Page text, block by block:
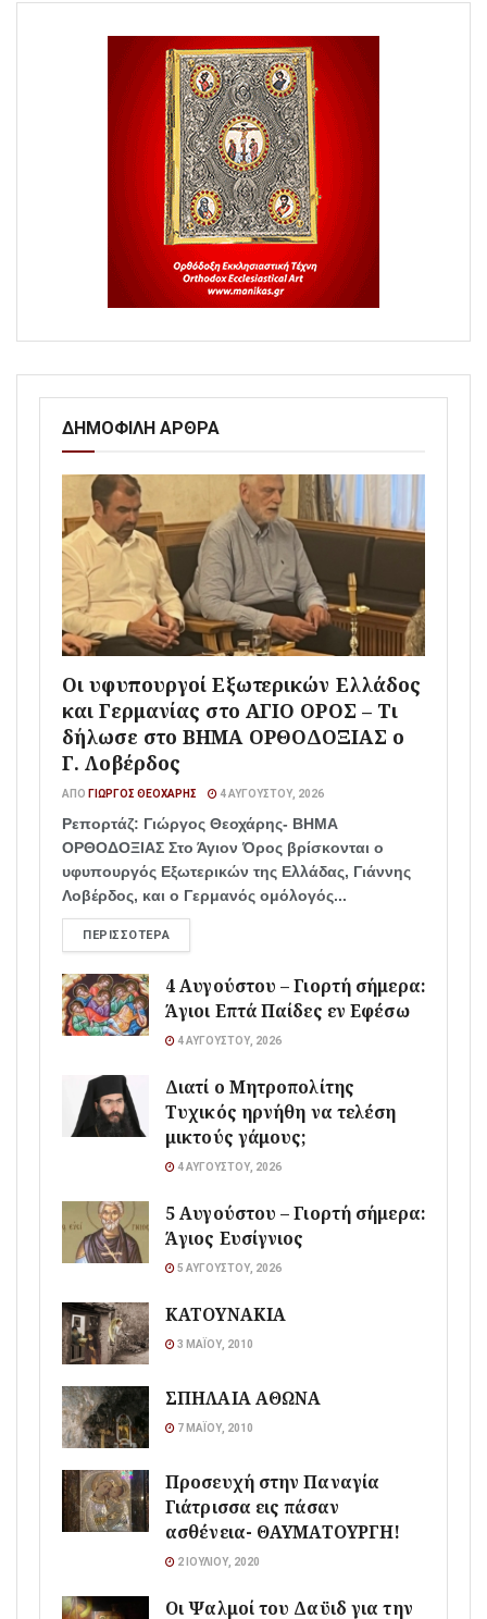
ΔΗΜΟΦΙΛΗ ΑΡΘΡΑ
Οι υφυπουργοί Εξωτερικών Ελλάδος
και Γερμανίας στο ΑΓΙΟ ΟΡΟΣ – Τι
δήλωσε στο ΒΗΜΑ ΟΡΘΟΔΟΞΙΑΣ ο
Γ. Λοβέρδος
ΑΠΌ ΓΙΏΡΓΟΣ ΘΕΟΧΆΡΗΣ 4 ΑΥΓΟΎΣΤΟΥ, 2026
Ρεπορτάζ: Γιώργος Θεοχάρης- ΒΗΜΑ
ΟΡΘΟΔΟΞΙΑΣ Στο Άγιον Όρος βρίσκονται ο
υφυπουργός Εξωτερικών της Ελλάδας, Γιάννης
Λοβέρδος, και ο Γερμανός ομόλογός...
ΠΕΡΙΣΣΌΤΕΡΑ
4 Αυγούστου – Γιορτή σήμερα:
Άγιοι Επτά Παίδες εν Εφέσω
4 ΑΥΓΟΎΣΤΟΥ, 2026
Διατί ο Μητροπολίτης
Τυχικός ηρνήθη να τελέση
μικτούς γάμους;
4 ΑΥΓΟΎΣΤΟΥ, 2026
5 Αυγούστου – Γιορτή σήμερα:
Άγιος Ευσίγνιος
5 ΑΥΓΟΎΣΤΟΥ, 2026
ΚΑΤΟΥΝΑΚΙΑ
3 ΜΑΪ́ΟΥ, 2010
ΣΠΗΛΑΙΑ ΑΘΩΝΑ
7 ΜΑΪ́ΟΥ, 2010
Προσευχή στην Παναγία
Γιάτρισσα εις πάσαν
ασθένεια- ΘΑΥΜΑΤΟΥΡΓΗ!
2 ΙΟΥΛΊΟΥ, 2020
Οι Ψαλμοί του Δαϋιδ για την